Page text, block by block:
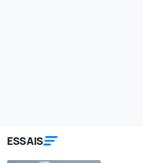
ESSAIS